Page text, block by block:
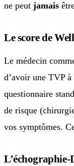
ne peut jamais
Le score de
Le médecin
d’avoir une TVP à
questionnaire
de risque
vos symptômes.
L’échographie-